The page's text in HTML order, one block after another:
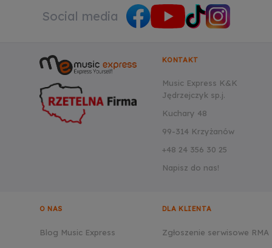
Social media
KONTAKT
Music Express K&K
Jędrzejczyk sp.j.
Kuchary 48
99-314 Krzyżanów
+48 24 356 30 25
Napisz do nas!
O NAS
Blog Music Express
DLA KLIENTA
Zgłoszenie serwisowe RMA